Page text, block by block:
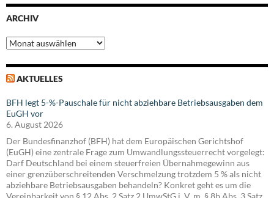
ARCHIV
Archiv
AKTUELLES
BFH legt 5-%-Pauschale für nicht abziehbare Betriebsausgaben dem
EuGH vor
6. August 2026
Der Bundesfinanzhof (BFH) hat dem Europäischen Gerichtshof
(EuGH) eine zentrale Frage zum Umwandlungssteuerrecht vorgelegt:
Darf Deutschland bei einem steuerfreien Übernahmegewinn aus
einer grenzüberschreitenden Verschmelzung trotzdem 5 % als nicht
abziehbare Betriebsausgaben behandeln? Konkret geht es um die
Vereinbarkeit von § 12 Abs. 2 Satz 2 UmwStG i. V. m. § 8b Abs. 3 Satz